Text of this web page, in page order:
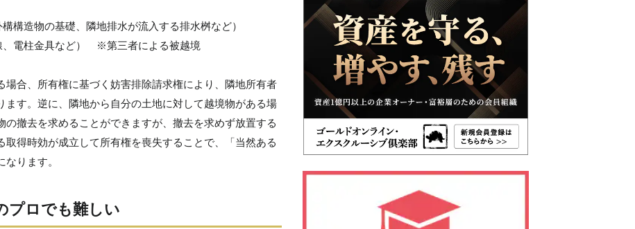
構造物の基礎、隣地排水が流入する排水桝など）
、電柱金具など） ※第三者による被越境
場合、所有権に基づく妨害排除請求権により、隣地所有者
す。逆に、隣地から自分の土地に対して越境物がある場
撤去を求めることができますが、撤去を求めず放置する
得時効が成立して所有権を喪失することで、「当然ある
ります。
プロでも難しい